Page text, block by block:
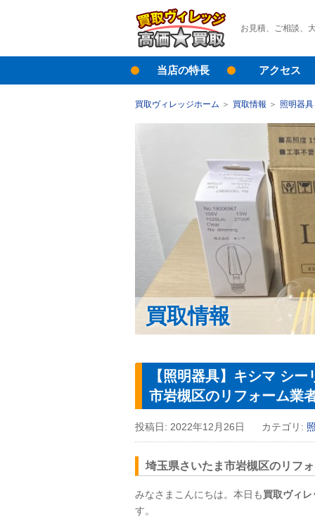
お見積、ご相談、
当店の特長 アクセス
買取ヴィレッジホーム 買取情報 照明器具
買取情報
【照明器具】キシマ シ
市岩槻区のリフォーム業
投稿日: 2022年12月26日 カテゴリ:
埼玉県さいたま市岩槻区のリフ
みなさまこんにちは。本日も買取ヴィ
す。